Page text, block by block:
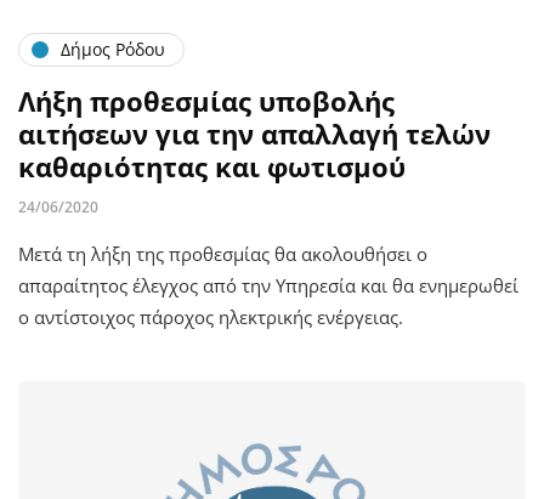
Δήμος Ρόδου
Λήξη προθεσμίας υποβολής
αιτήσεων για την απαλλαγή τελών
καθαριότητας και φωτισμού
24/06/2020
Μετά τη λήξη της προθεσμίας θα ακολουθήσει ο
απαραίτητος έλεγχος από την Υπηρεσία και θα ενημερωθεί
ο αντίστοιχος πάροχος ηλεκτρικής ενέργειας.